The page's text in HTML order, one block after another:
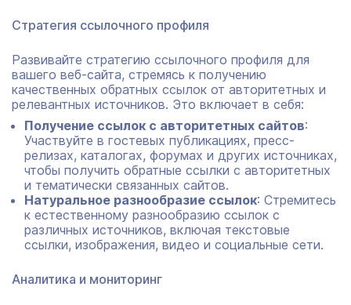
Стратегия ссылочного профиля
Развивайте стратегию ссылочного профиля для
вашего веб-сайта, стремясь к получению
качественных обратных ссылок от авторитетных и
релевантных источников. Это включает в себя:
Получение ссылок с авторитетных сайтов:
Участвуйте в гостевых публикациях, пресс-
релизах, каталогах, форумах и других источниках,
чтобы получить обратные ссылки с авторитетных
и тематически связанных сайтов.
Натуральное разнообразие ссылок: Стремитесь
к естественному разнообразию ссылок с
различных источников, включая текстовые
ссылки, изображения, видео и социальные сети.
Аналитика и мониторинг